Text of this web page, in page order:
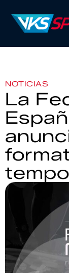
NOTICIAS
La